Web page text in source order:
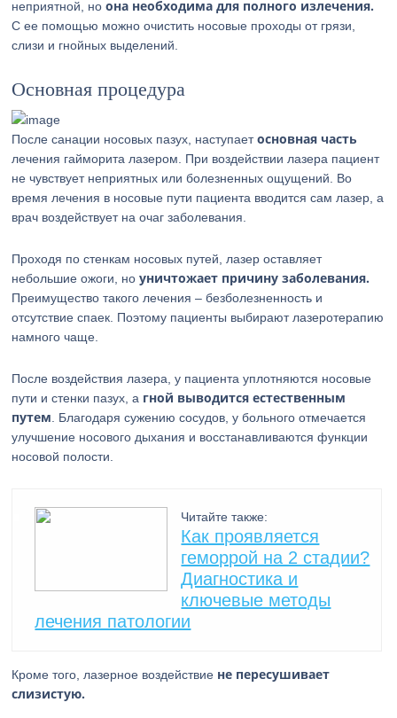
неприятной, ноона необходима для полного излечения.
С ее помощью можно очистить носовые проходы от грязи,
слизи и гнойных выделений.
Основная процедура
После санации носовых пазух, наступаетосновная часть
лечения гайморита лазером. При воздействии лазера пациент
не чувствует неприятных или болезненных ощущений. Во
время лечения в носовые пути пациента вводится сам лазер, а
врач воздействует на очаг заболевания.
Проходя по стенкам носовых путей, лазер оставляет
небольшие ожоги, ноуничтожает причину заболевания.
Преимущество такого лечения – безболезненность и
отсутствие спаек. Поэтому пациенты выбирают лазеротерапию
намного чаще.
После воздействия лазера, у пациента уплотняются носовые
пути и стенки пазух, а гной выводится естественным
путем . Благодаря сужению сосудов, у больного отмечается
улучшение носового дыхания и восстанавливаются функции
носовой полости.
Читайте также:
Как проявляется
геморрой на 2 стадии?
Диагностика и
ключевые методы
лечения патологии
Кроме того, лазерное воздействие не пересушивает
слизистую.